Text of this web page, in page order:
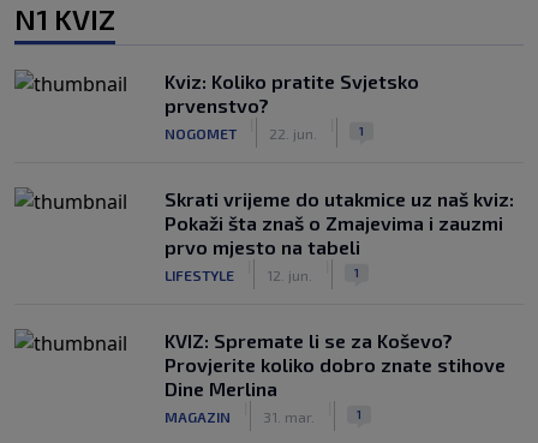
N1 KVIZ
Kviz: Koliko pratite Svjetsko
prvenstvo?
NOGOMET 22. jun. 1
Skrati vrijeme do utakmice uz naš kviz:
Pokaži šta znaš o Zmajevima i zauzmi
prvo mjesto na tabeli
LIFESTYLE 12. jun. 1
KVIZ: Spremate li se za Koševo?
Provjerite koliko dobro znate stihove
Dine Merlina
MAGAZIN 31. mar. 1